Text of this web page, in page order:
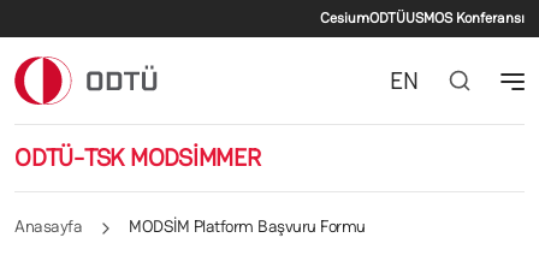
İkincil menü
CesiumODTÜUSMOS Konferansı
ODTÜ-TSK MODSİMMER
EN
Anasayfa MODSİM Platform Başvuru Formu